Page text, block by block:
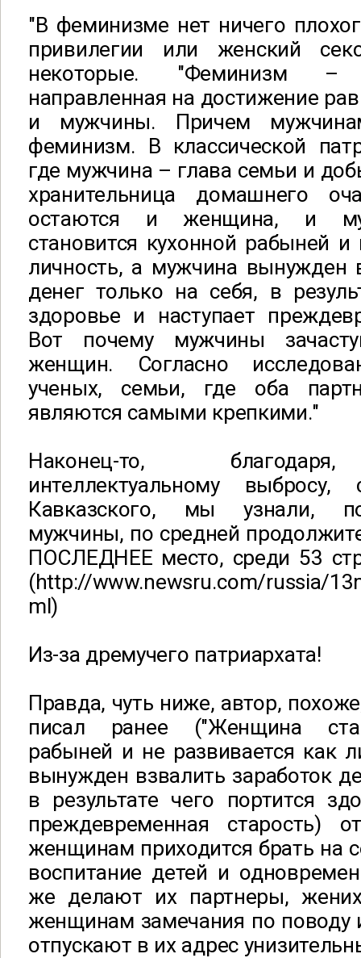
"В феминизме нет ничего
привилегии или женский
некоторые. "Феминизм –
направленная на достижение
и мужчины. Причем
феминизм. В классической
где мужчина – глава семьи и
хранительница домашнего
остаются и женщина, и
становится кухонной рабыней и
личность, а мужчина вынужден
денег только на себя, в
здоровье и наступает
Вот почему мужчины
женщин. Согласно
ученых, семьи, где оба
являются самыми крепкими."
Наконец-то,
интеллектуальному
Кавказского, мы узнали,
мужчины, по средней
ПОСЛЕДНЕЕ место, среди 53
(http://www.newsru.com/russia/
ml)
Из-за дремучего патриархата!
Правда, чуть ниже, автор,
писал ранее ("Женщина
рабыней и не развивается как
вынужден взвалить заработок
в результате чего портится
преждевременная старость)
женщинам приходится брать на
воспитание детей и
же делают их партнеры,
женщинам замечания по поводу
отпускают в их адрес